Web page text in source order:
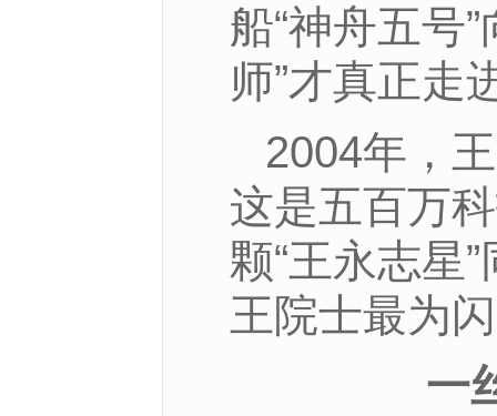
船“神舟五号
师”才真正走
2004年，
这是五百万
颗“王永志星
王院士最为
一